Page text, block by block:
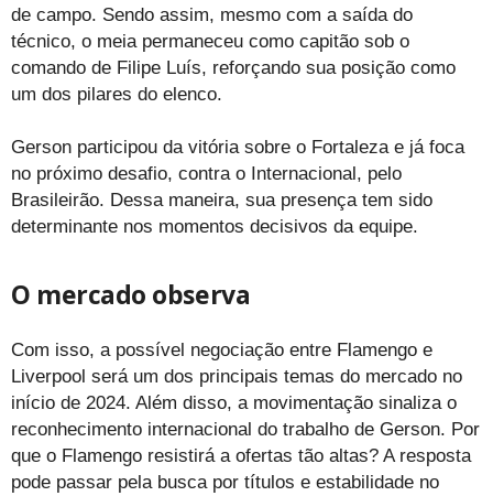
de campo. Sendo assim, mesmo com a saída do
técnico, o meia permaneceu como capitão sob o
comando de Filipe Luís, reforçando sua posição como
um dos pilares do elenco.
Gerson participou da vitória sobre o Fortaleza e já foca
no próximo desafio, contra o Internacional, pelo
Brasileirão. Dessa maneira, sua presença tem sido
determinante nos momentos decisivos da equipe.
O mercado observa
Com isso, a possível negociação entre Flamengo e
Liverpool será um dos principais temas do mercado no
início de 2024. Além disso, a movimentação sinaliza o
reconhecimento internacional do trabalho de Gerson. Por
que o Flamengo resistirá a ofertas tão altas? A resposta
pode passar pela busca por títulos e estabilidade no